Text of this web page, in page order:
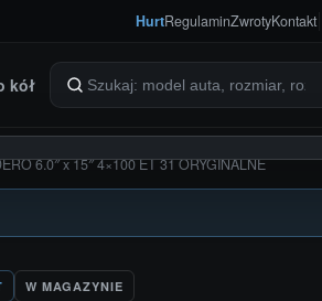
HurtRegulaminZwrotyKontakt
kół Szukaj produktów
6.0″ x 15″ 4×100 ET 31 ORYGINALNE
W MAGAZYNIE